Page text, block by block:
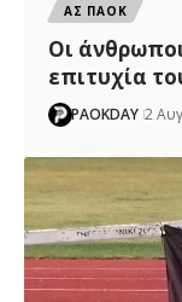
ΑΣ ΠΑΟΚ
Οι
επιτυχία
PAOKDAY 2